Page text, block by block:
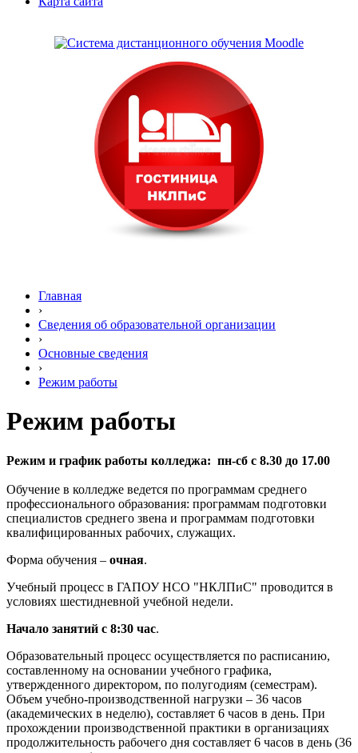
Главная
›
Сведения об образовательной организации
›
Основные сведения
›
Режим работы
Режим работы
Режим и график работы колледжа: пн-сб с 8.30 до 17.00
Обучение в колледже ведется по программам среднего
профессионального образования: программам подготовки
специалистов среднего звена и программам подготовки
квалифицированных рабочих, служащих.
Форма обучения – очная.
Учебный процесс в ГАПОУ НСО "НКЛПиС" проводится в
условиях шестидневной учебной недели.
Начало занятий с 8:30 час.
Образовательный процесс осуществляется по расписанию,
составленному на основании учебного графика,
утвержденного директором, по полугодиям (семестрам).
Объем учебно-производственной нагрузки – 36 часов
(академических в неделю), составляет 6 часов в день. При
прохождении производственной практики в организациях
продолжительность рабочего дня составляет 6 часов в день (36